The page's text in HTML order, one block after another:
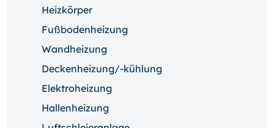
Heizkörper
Fußbodenheizung
Wandheizung
Deckenheizung/-kühlung
Elektroheizung
Hallenheizung